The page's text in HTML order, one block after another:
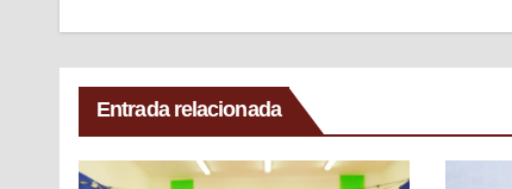
Entrada relacionada